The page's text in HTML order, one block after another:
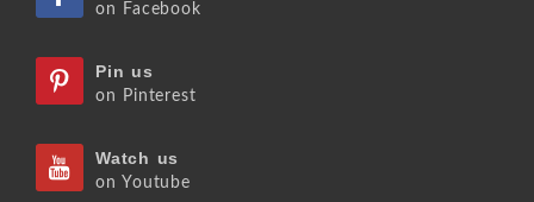
on Facebook
Pin us
on Pinterest
Watch us
on Youtube